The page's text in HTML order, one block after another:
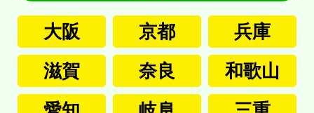
大阪 京都
兵庫
滋賀
奈良
和歌山